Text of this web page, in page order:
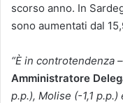
scorso anno. In
sono aumentati dal
“È in controtendenza –
Amministratore
p.p.), Molise (-1,1